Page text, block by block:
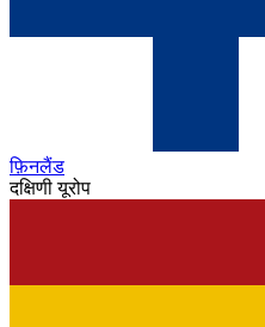
फ़िनलैंड
दक्षिणी यूरोप